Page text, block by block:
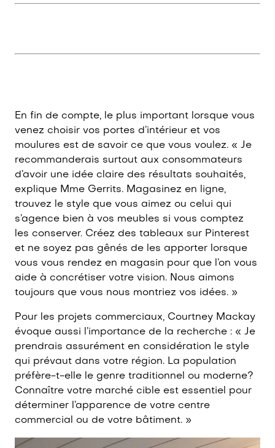
En fin de compte, le plus important lorsque vous
venez choisir vos portes d’intérieur et vos
moulures est de savoir ce que vous voulez. « Je
recommanderais surtout aux consommateurs
d’avoir une idée claire des résultats souhaités,
explique Mme Gerrits. Magasinez en ligne,
trouvez le style que vous aimez ou celui qui
s’agence bien à vos meubles si vous comptez
les conserver. Créez des tableaux sur Pinterest
et ne soyez pas gênés de les apporter lorsque
vous vous rendez en magasin pour que l’on vous
aide à concrétiser votre vision. Nous aimons
toujours que vous nous montriez vos idées. »
Pour les projets commerciaux, Courtney Mackay
évoque aussi l’importance de la recherche : « Je
prendrais assurément en considération le style
qui prévaut dans votre région. La population
préfère-t-elle le genre traditionnel ou moderne?
Connaître votre marché cible est essentiel pour
déterminer l’apparence de votre centre
commercial ou de votre bâtiment. »